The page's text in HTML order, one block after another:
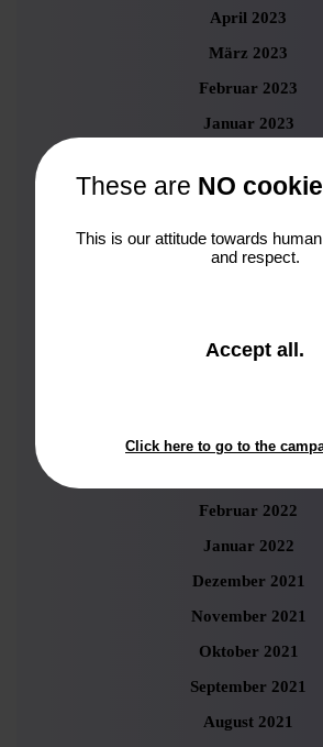
April 2023
März 2023
Februar 2023
Januar 2023
November 2022
Oktober 2022
September 2022
April 2022
Februar 2022
Januar 2022
Dezember 2021
November 2021
Oktober 2021
September 2021
August 2021
These are NO
This is our attitude towards
and respect.
Accept all and
.
Click here to go to the